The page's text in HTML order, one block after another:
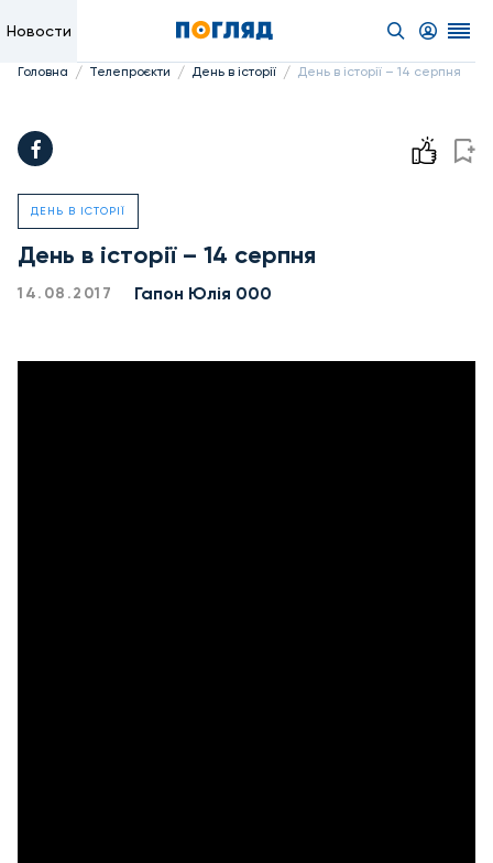
Новости
Головна / Телепроєкти / День в історії / День в історії – 14 серпня
ДЕНЬ В ІСТОРІЇ
День в історії – 14 серпня
14.08.2017 Гапон Юлія 000